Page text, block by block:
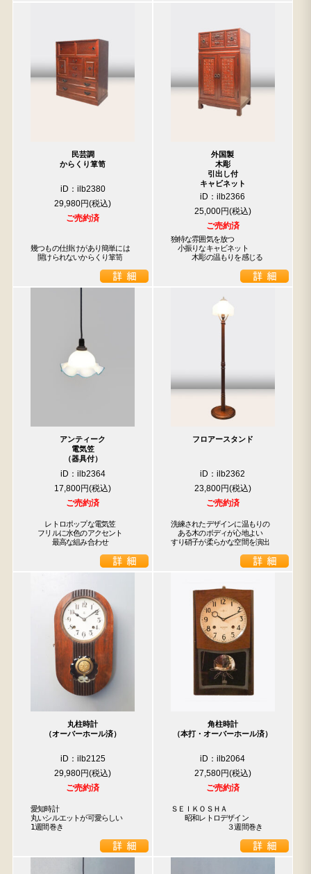
民芸調
からくり箪笥
iD：ilb2380
29,980円
ご売約済
幾つもの仕掛けがあり簡単には
開けられないからくり箪笥
外国製
木彫
引出し付
キャビネット
iD：ilb2366
25,000円
ご売約済
独特な雰囲気を放つ
小振りなキャビネット
木彫の温もりを感じる
アンティーク
電気笠
（器具付）
iD：ilb2364
17,800円
ご売約済
レトロポップな電気笠
フリルに水色のアクセント
最高な組み合わせ
フロアースタンド
iD：ilb2362
23,800円
ご売約済
洗練されたデザインに温もりの
ある木のボディが心地よい
すり硝子が柔らかな空間を演出
丸柱時計
（オーバーホール済）
iD：ilb2125
29,980円
ご売約済
愛知時計
丸いシルエットが可愛らしい
1週間巻き
角柱時計
（本打・オーバーホール済）
iD：ilb2064
27,580円
ご売約済
ＳＥＩＫＯＳＨＡ
昭和レトロデザイン
３週間巻き
検索
人気の検索キーワード
小長火鉢 松本民芸 踏台
松本民芸家具 1601 2935 傘立て